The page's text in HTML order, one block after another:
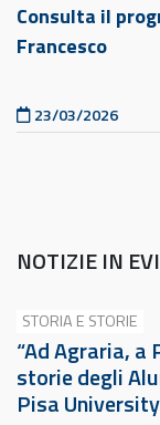
Pubblicato il
23/03/2026
Consulta il
Francesco
NOTIZIE IN
STORIA E STORIE
“Ad Agraria, a
storie degli
Pisa